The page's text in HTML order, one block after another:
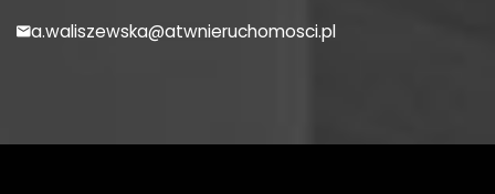
a.waliszewska@atwnieruchomosci.pl